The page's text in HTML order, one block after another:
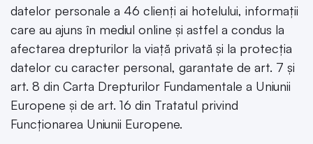
datelor personale a 46 clienți ai hotelului, informații
care au ajuns în mediul online și astfel a condus la
afectarea drepturilor la viață privată și la protecția
datelor cu caracter personal, garantate de art. 7 și
art. 8 din Carta Drepturilor Fundamentale a Uniunii
Europene și de art. 16 din Tratatul privind
Funcționarea Uniunii Europene.